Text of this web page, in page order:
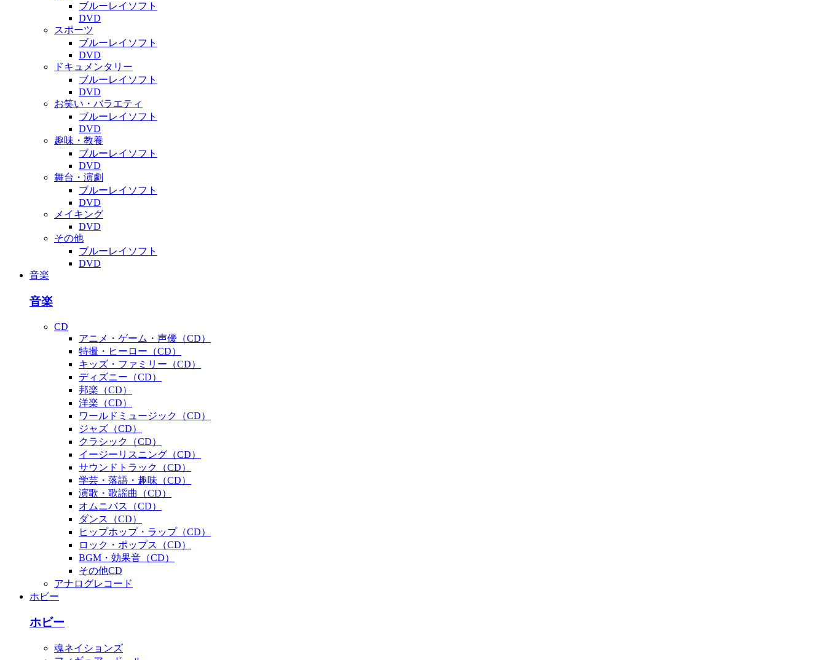
ブルーレイソフト
DVD
スポーツ
ブルーレイソフト
DVD
ドキュメンタリー
ブルーレイソフト
DVD
お笑い・バラエティ
ブルーレイソフト
DVD
趣味・教養
ブルーレイソフト
DVD
舞台・演劇
ブルーレイソフト
DVD
メイキング
DVD
その他
ブルーレイソフト
DVD
音楽
音楽
CD
アニメ・ゲーム・声優（CD）
特撮・ヒーロー（CD）
キッズ・ファミリー（CD）
ディズニー（CD）
邦楽（CD）
洋楽（CD）
ワールドミュージック（CD）
ジャズ（CD）
クラシック（CD）
イージーリスニング（CD）
サウンドトラック（CD）
学芸・落語・趣味（CD）
演歌・歌謡曲（CD）
オムニバス（CD）
ダンス（CD）
ヒップホップ・ラップ（CD）
ロック・ポップス（CD）
BGM・効果音（CD）
その他CD
アナログレコード
ホビー
ホビー
魂ネイションズ